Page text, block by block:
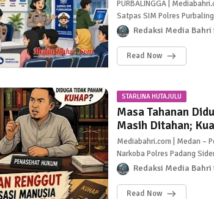
PURBALINGGA |
Satpas SIM Polres
Redaksi Media Bahri
Read Now
STARLINA HUTAJULU
Masa Tahanan
Masih Ditahan;
Polres Padang
Mediabahri.com | Medan –
Narkoba Polres Padang
Redaksi Media Bahri
Read Now